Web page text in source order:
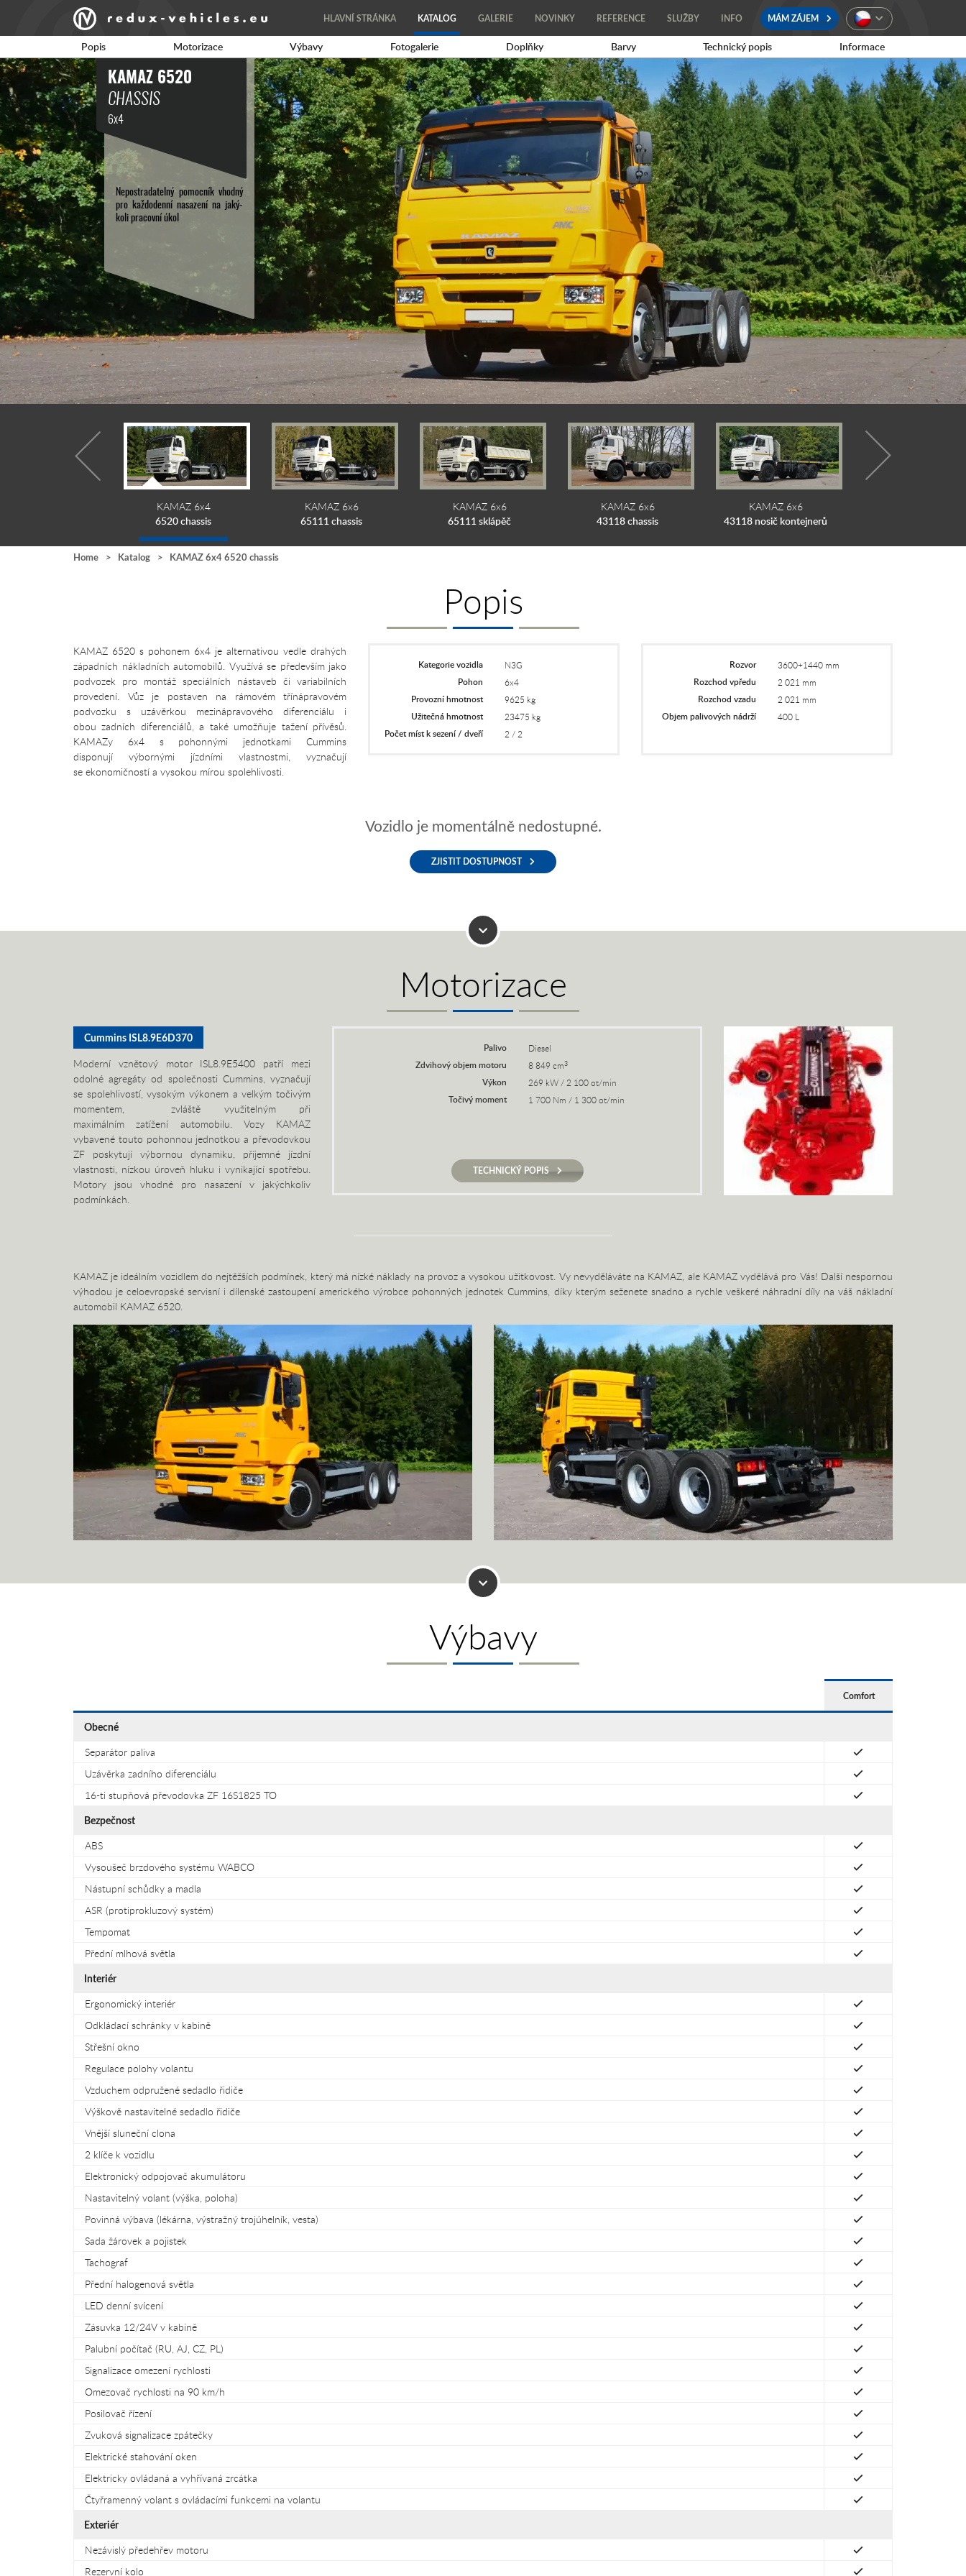
HLAVNÍ STRÁNKA KATALOG GALERIE NOVINKY REFERENCE SLUŽBY INFO MÁM ZÁJEM
Popis Motorizace Výbavy Fotogalerie Doplňky Barvy Technický popis Informace
KAMAZ 6520
CHASSIS
6x4
Nepos­trada­telný pomoc­ník vhod­ný
pro každo­denní nasa­zení na jaký­
koli pracov­ní úkol
KAMAZ 6x4
6520 chassis
KAMAZ 6x6
65111 chassis
KAMAZ 6x6
65111 sklápěč
KAMAZ 6x6
43118 chassis
KAMAZ 6x6
43118 nosič kontejnerů
Home > Katalog > KAMAZ 6x4 6520 chassis
Popis
Kategorie vozidla N3G
Pohon 6x4
Provozní hmotnost 9625 kg
Užitečná hmotnost 23475 kg
Počet míst k sezení / dveří 2 / 2
Rozvor 3600+1440 mm
Rozchod vpředu 2 021 mm
Rozchod vzadu 2 021 mm
Objem palivových nádrží 400 L
KAMAZ 6520 s pohonem 6x4 je alternativou vedle drahých
západních nákladních automobilů. Využívá se především jako
podvozek pro montáž speciálních nástaveb či variabilních
provedení. Vůz je postaven na rámovém třínápravovém
podvozku s uzávěrkou mezinápravového diferenciálu i
obou zadních diferenciálů, a také umožňuje tažení přívěsů.
KAMAZy 6x4 s pohonnými jednotkami Cummins
disponují výbornými jízdními vlastnostmi, vyznačují
se ekonomičností a vysokou mírou spolehlivosti.
Vozidlo je momentálně nedostupné.
ZJISTIT DOSTUPNOST
Motorizace
Palivo Diesel
Zdvihový objem motoru 8 849 cm3
Výkon 269 kW / 2 100 ot/min
Točivý moment 1 700 Nm / 1 300 ot/min
TECHNICKÝ POPIS
Cummins ISL8.9E6D370
Moderní vznětový motor ISL8.9E5400 patří mezi
odolné agregáty od společnosti Cummins, vyznačují
se spolehlivostí, vysokým výkonem a velkým točivým
momentem, zvláště využitelným při
maximálním zatížení automobilu. Vozy KAMAZ
vybavené touto pohonnou jednotkou a převodovkou
ZF poskytují výbornou dynamiku, příjemné jízdní
vlastnosti, nízkou úroveň hluku i vynikající spotřebu.
Motory jsou vhodné pro nasazení v jakýchkoliv
podmínkách.
KAMAZ je ideálním vozidlem do nejtěžších podmínek, který má nízké náklady na provoz a vysokou užitkovost. Vy nevyděláváte na KAMAZ, ale KAMAZ vydělává pro Vás! Další nespornou
výhodou je celoevropské servisní i dílenské zastoupení amerického výrobce pohonných jednotek Cummins, díky kterým seženete snadno a rychle veškeré náhradní díly na váš nákladní
automobil KAMAZ 6520.
Výbavy
Comfort
Obecné
Separátor paliva
Uzávěrka zadního diferenciálu
16-ti stupňová převodovka ZF 16S1825 TO
Bezpečnost
ABS
Vysoušeč brzdového systému WABCO
Nástupní schůdky a madla
ASR (protiprokluzový systém)
Tempomat
Přední mlhová světla
Interiér
Ergonomický interiér
Odkládací schránky v kabině
Střešní okno
Regulace polohy volantu
Vzduchem odpružené sedadlo řidiče
Výškově nastavitelné sedadlo řidiče
Vnější sluneční clona
2 klíče k vozidlu
Elektronický odpojovač akumulátoru
Nastavitelný volant (výška, poloha)
Povinná výbava (lékárna, výstražný trojúhelník, vesta)
Sada žárovek a pojistek
Tachograf
Přední halogenová světla
LED denní svícení
Zásuvka 12/24V v kabině
Palubní počítač (RU, AJ, CZ, PL)
Signalizace omezení rychlosti
Omezovač rychlosti na 90 km/h
Posilovač řízení
Zvuková signalizace zpátečky
Elektrické stahování oken
Elektricky ovládaná a vyhřívaná zrcátka
Čtyřramenný volant s ovládacími funkcemi na volantu
Exteriér
Nezávislý předehřev motoru
Rezervní kolo